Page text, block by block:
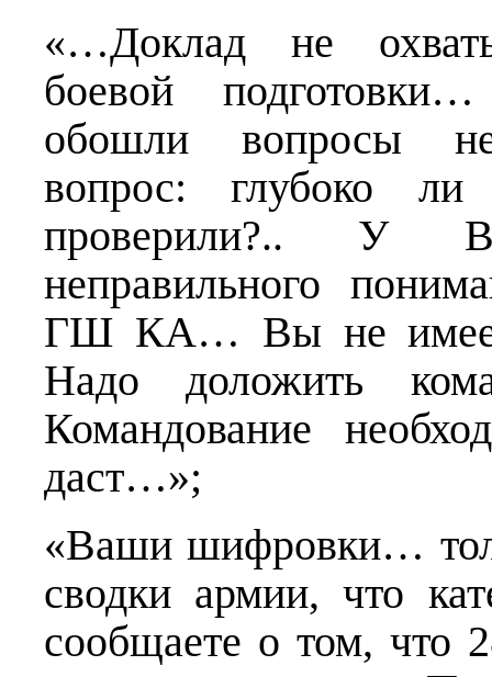
«…Доклад не
боевой
обошли вопросы
вопрос: глубоко
проверили?.. У
неправильного
ГШ КА… Вы не
Надо доложить
Командование
даст…»;
«Ваши шифровки…
сводки армии, что
сообщаете о том, что